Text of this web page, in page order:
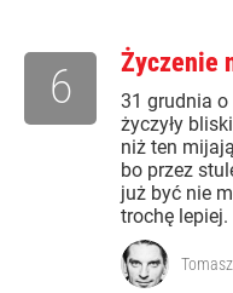
Życzenie
31 grudnia o
życzyły
niż ten
bo przez
już być nie
trochę lepiej.
6